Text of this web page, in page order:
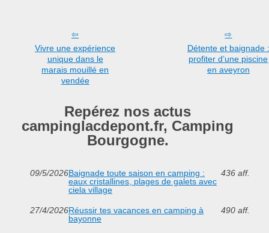
Vivre une expérience
unique dans le
marais mouillé en
vendée
Détente et baignade :
profiter d’une piscine
en aveyron
Repérez nos actus
campinglacdepont.fr, Camping
Bourgogne.
09/5/2026Baignade toute saison en camping :
eaux cristallines, plages de galets avec
ciela village
436 aff.
27/4/2026Réussir tes vacances en camping à
bayonne
490 aff.